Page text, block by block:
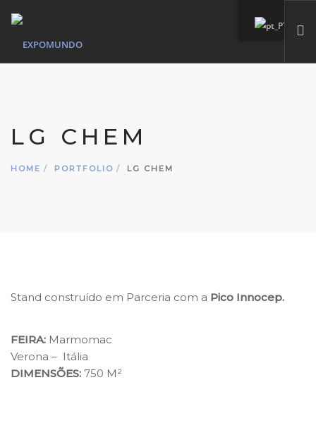
SERVIÇOS
LG CHEM
HOME PORTFOLIO LG CHEM
Stand construído em Parceria com a Pico Innocep.
FEIRA: Marmomac
Verona – Itália
DIMENSÕES: 750 M²